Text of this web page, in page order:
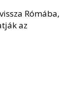
Rómába,
az